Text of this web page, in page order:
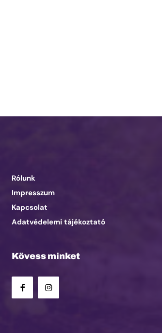
Rólunk
Impresszum
Kapcsolat
Adatvédelemi tájékoztató
Kövess minket